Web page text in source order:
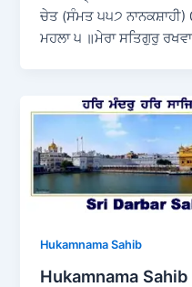
ਚੇਤ (ਸੰਮਤ ੫੫੭
ਮਹਲਾ ੫ ॥ਮੇਰਾ ਸਤਿਗੁਰੁ
Hukamnama Sahib
Hukamnama